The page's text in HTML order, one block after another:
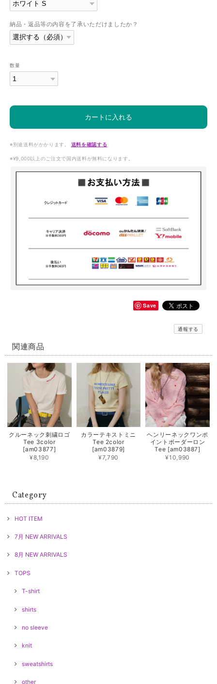
納品・返品等の内容を了承いただけましたか？
数量
カートに入れる
※別途送料がかかります。 送料を確認する
※¥9,000以上のご注文で国内送料が無料になります。
Save
通報する
関連商品
クルーネック刺繍ロゴ
Tee 3color
[am03877]
¥8,190
カラーテキストミニ
Tee 2color
[am03879]
¥7,790
ヘンリーネックワンポ
イントボーダーロン
Tee [am03887]
¥10,990
Category
HOT ITEM
7月 NEW ARRIVALS
8月 NEW ARRIVALS
TOPS
T-shirt
shirts
no sleeve
knit
sweatshirts
other